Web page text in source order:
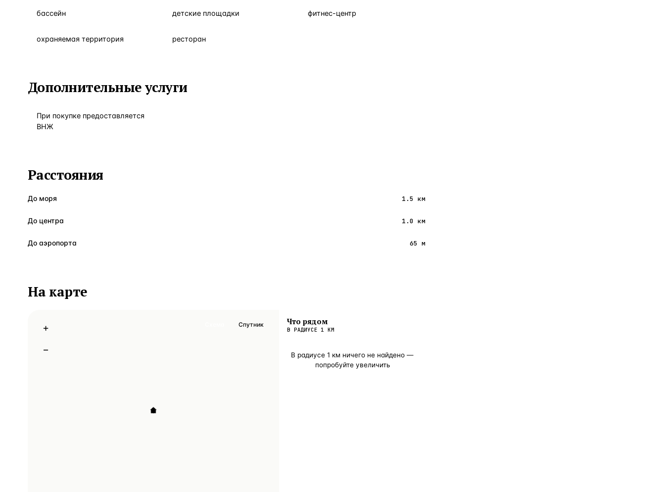
бассейн детские площадки фитнес-центр
охраняемая территория ресторан
Дополнительные услуги
При покупке предоставляется
ВНЖ
Расстояния
До моря 1.5 км
До центра 1.0 км
До аэропорта 65 м
На карте
+
−
Спутник Что рядом
В РАДИУСЕ 1 КМ
В радиусе 1 км ничего не найдено —
попробуйте увеличить